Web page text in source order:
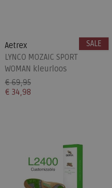
Aetrex
LYNCO MOZAIC SPORT
WOMAN kleurloos
€ 69,95
€ 34,98
SALE